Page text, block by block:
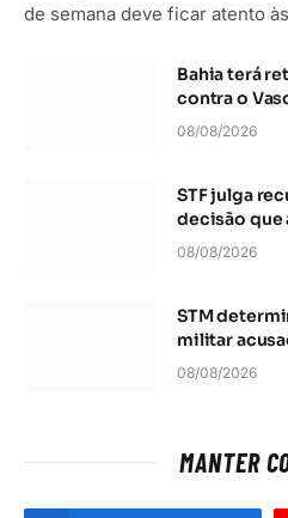
de semana deve ficar atento
Bahia terá
contra o
08/08/2026
STF julga
decisão que
08/08/2026
STM
militar
08/08/2026
MANTER